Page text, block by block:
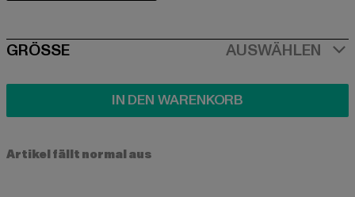
SIZE
GRÖSSE AUSWÄHLEN
IN DEN WARENKORB
Artikel fällt normal aus